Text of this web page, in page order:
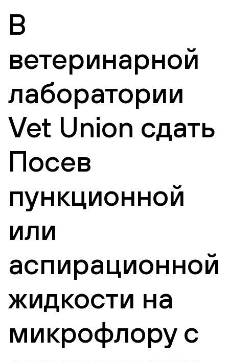
В
ветеринарной
лаборатории
Vet Union сдать
Посев
пункционной
или
аспирационной
жидкости на
микрофлору с